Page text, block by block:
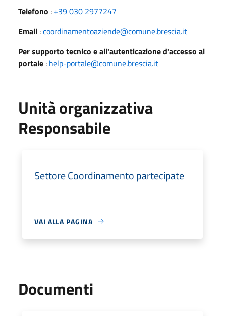
Telefono : +39 030 2977247
Email :coordinamentoaziende@comune.brescia.it
Pe​r supporto tecnico e all'autenticazione d'accesso al
portale : help-portale@comune.brescia.it
Unità organizzativa
Responsabile
Settore Coordinamento partecipate
VAI ALLA PAGINA
Documenti